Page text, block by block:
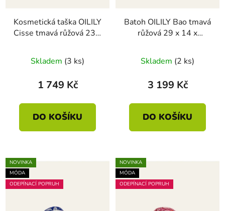
Kosmetická taška OILILY
Cisse tmavá růžová 23 x
Skladem (3 ks)
1 749 Kč
DO KOŠÍKU
Batoh OILILY Bao tmavá
růžová 29 x 14 x
Skladem (2 ks)
3 199 Kč
DO KOŠÍKU
NOVINKA
MÓDA
ODEPÍNACÍ POPRUH
NOVINKA
MÓDA
ODEPÍNACÍ POPRUH